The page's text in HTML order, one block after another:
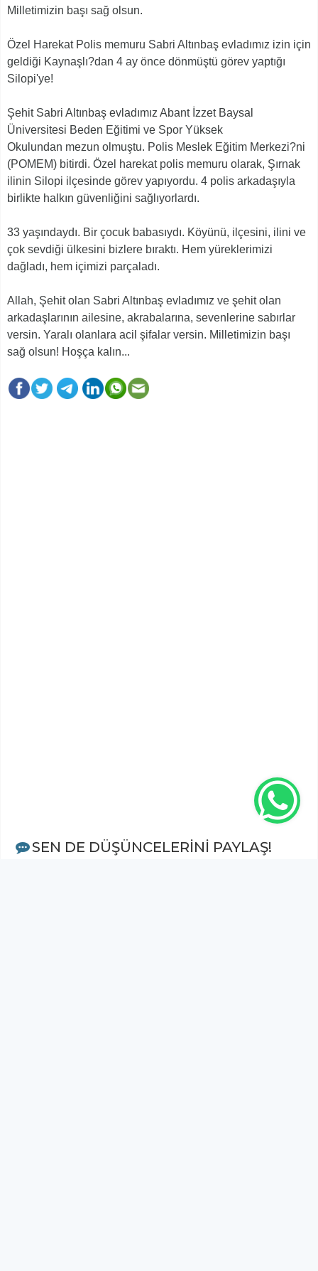
Milletimizin başı sağ olsun.
Özel Harekat Polis memuru Sabri Altınbaş evladımız izin için
geldiği Kaynaşlı?dan 4 ay önce dönmüştü görev yaptığı
Silopi'ye!
Şehit Sabri Altınbaş evladımız Abant İzzet Baysal
Üniversitesi Beden Eğitimi ve Spor Yüksek
Okulundan mezun olmuştu. Polis Meslek Eğitim Merkezi?ni
(POMEM) bitirdi. Özel harekat polis memuru olarak, Şırnak
ilinin Silopi ilçesinde görev yapıyordu. 4 polis arkadaşıyla
birlikte halkın güvenliğini sağlıyorlardı.
33 yaşındaydı. Bir çocuk babasıydı. Köyünü, ilçesini, ilini ve
çok sevdiği ülkesini bizlere bıraktı. Hem yüreklerimizi
dağladı, hem içimizi parçaladı.
Allah, Şehit olan Sabri Altınbaş evladımız ve şehit olan
arkadaşlarının ailesine, akrabalarına, sevenlerine sabırlar
versin. Yaralı olanlara acil şifalar versin. Milletimizin başı
sağ olsun! Hoşça kalın...
SEN DE DÜŞÜNCELERİNİ PAYLAŞ!